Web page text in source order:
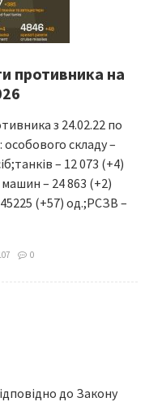
противника на
з 24.02.22 по
особового складу –
– 12 073 (+4)
– 24 863 (+2)
(+57) од.;РСЗВ –
0
до Закону